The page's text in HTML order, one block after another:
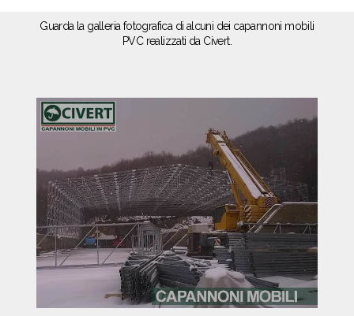
Guarda la galleria fotografica di alcuni dei capannoni mobili
PVC realizzati da Civert.